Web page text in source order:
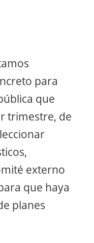
para
que
trimestre, de
externo
que haya
planes